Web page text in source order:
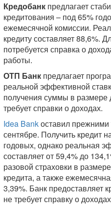
Кредобанк предлагает
кредитования – под 65%
ежемесячной комиссии.
кредиту составляет 88,6%.
потребуется справка о
работы.
ОТП Банк предлагает
реальной эффективной
получения суммы в размере
требует справки о доходах.
Idea Bankоставил прежними
сентябре. Получить кредит
годовых, однако реальная
составляет от 59,4% до
разовой страховки в
кредита, а также
3,39%. Банк предоставляет
не требует справку о